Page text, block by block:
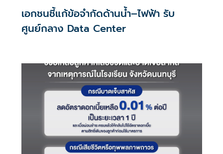
เอกชนชี้แก้ข้อจำกัดด้านน้ำ–ไฟฟ้า รับ
ศูนย์กลาง Data Center